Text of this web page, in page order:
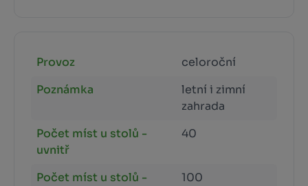
Provoz
celoroční
Poznámka
letní i zimní
zahrada
Počet míst u stolů -
uvnitř
40
Počet míst u stolů -
100